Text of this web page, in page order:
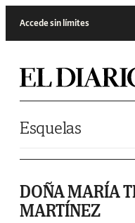
Accede sin límites
Esquelas
DOÑA MARÍA
MARTÍNEZ